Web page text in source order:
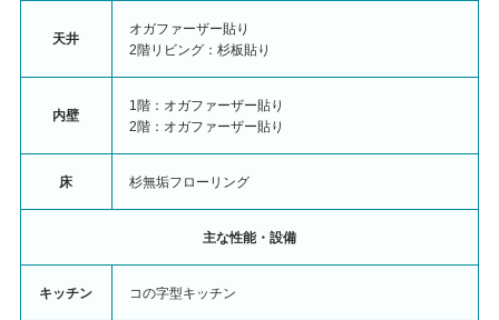
天井
オガファーザー貼り
2階リビング：杉板貼り
内壁
1階：オガファーザー貼り
2階：オガファーザー貼り
床 杉無垢フローリング
主な性能・設備
キッチン コの字型キッチン